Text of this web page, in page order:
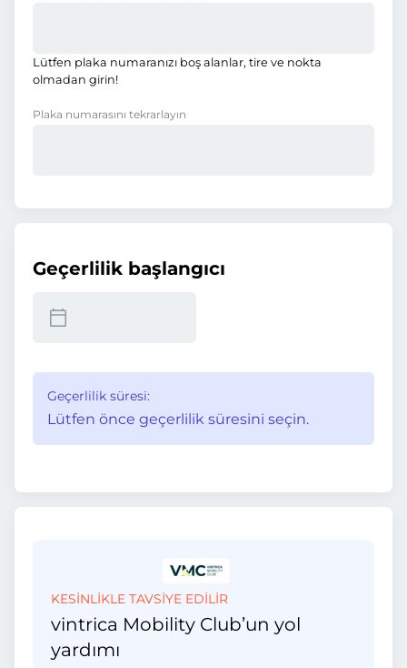
Lütfen plaka numaranızı boş alanlar, tire ve nokta
olmadan girin!
Plaka numarasını tekrarlayın
Geçerlilik başlangıcı
Geçerlilik süresi:
Lütfen önce geçerlilik süresini seçin.
KESİNLİKLE TAVSİYE EDİLİR
vintrica Mobility Club’un yol
yardımı